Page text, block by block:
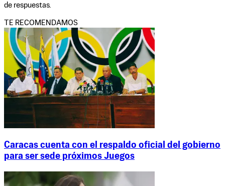
de respuestas.
TE RECOMENDAMOS
Caracas cuenta con el respaldo oficial del gobierno
para ser sede próximos Juegos